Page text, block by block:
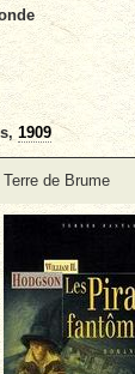
1909
Terre de Brume